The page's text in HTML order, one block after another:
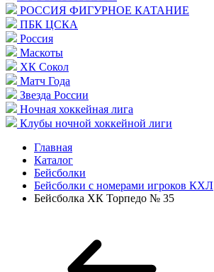
РОССИЯ ФИГУРНОЕ КАТАНИЕ
ПБК ЦСКА
Россия
Маскоты
ХК Сокол
Матч Года
Звезда России
Ночная хоккейная лига
Клубы ночной хоккейной лиги
Главная
Каталог
Бейсболки
Бейсболки с номерами игроков КХЛ
Бейсболка ХК Торпедо № 35